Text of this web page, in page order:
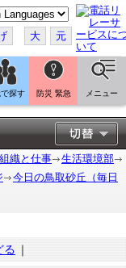
大 元
探す 防災 緊急 メニュー
織と仕事
生活環境部
今日の鳥取砂丘（毎日
る ｜